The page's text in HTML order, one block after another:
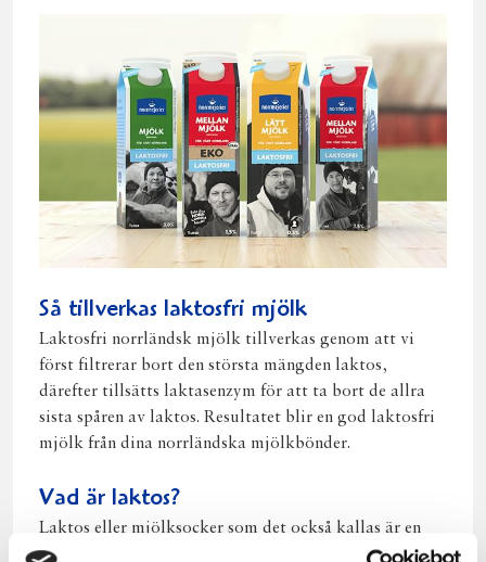
Så tillverkas laktosfri mjölk
Laktosfri norrländsk mjölk tillverkas genom att vi
först filtrerar bort den största mängden laktos,
därefter tillsätts laktasenzym för att ta bort de allra
sista spåren av laktos. Resultatet blir en god laktosfri
mjölk från dina norrländska mjölkbönder.
Vad är laktos?
Laktos eller mjölksocker som det också kallas är en
kolhydrat som består av glukos och galaktos. Det är